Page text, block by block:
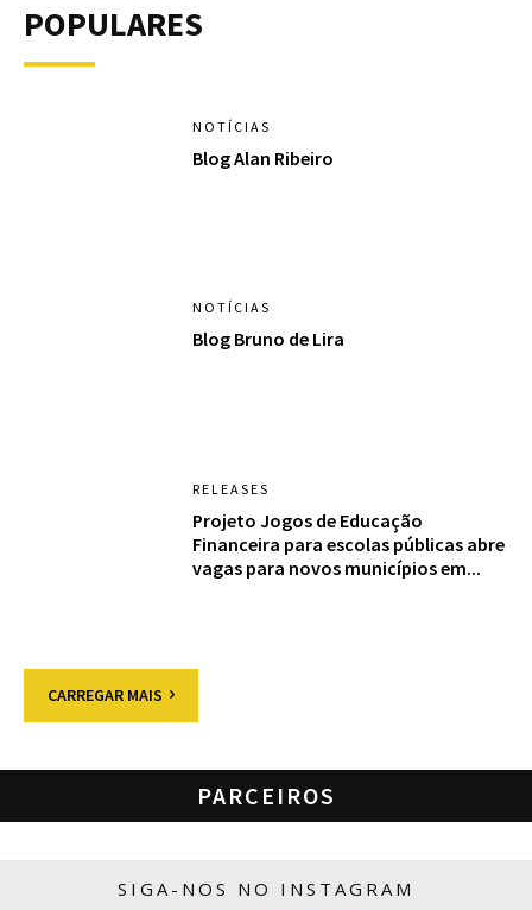
POPULARES
NOTÍCIAS
Blog Alan Ribeiro
NOTÍCIAS
Blog Bruno de Lira
RELEASES
Projeto Jogos de Educação
Financeira para escolas públicas abre
vagas para novos municípios em...
CARREGAR MAIS
PARCEIROS
SIGA-NOS NO INSTAGRAM